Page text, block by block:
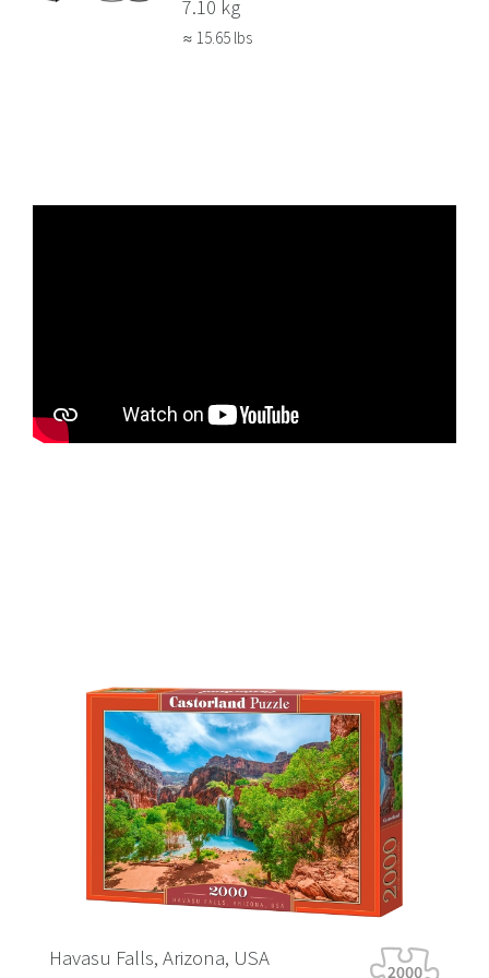
7.10 kg
≈ 15.65 lbs
Falls, Arizona, USA Tiger Tour